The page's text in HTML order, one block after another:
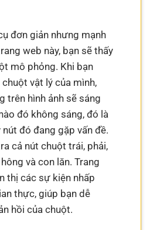
đơn giản nhưng mạnh
web này, bạn sẽ thấy
mô phỏng. Khi bạn
vật lý của mình,
trên hình ảnh sẽ sáng
đó không sáng, đó là
đó đang gặp vấn đề.
cả nút chuột trái, phải,
và con lăn. Trang
thị các sự kiện nhấp
thực, giúp bạn dễ
hồi của chuột.